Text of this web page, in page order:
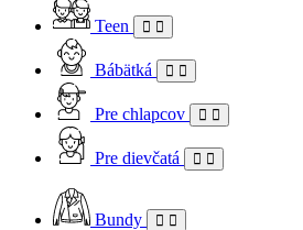
Teen
Bábätká
Pre chlapcov
Pre dievčatá
Bundy